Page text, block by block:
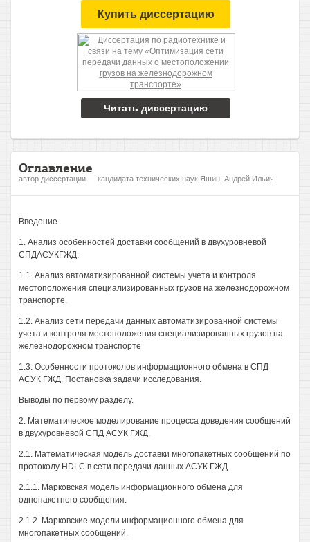
Купить диссертацию
Читать диссертацию
Оглавление
автор диссертации — кандидата технических наук Яшин, Андрей Ильич
Введение.
1. Анализ особенностей доставки сообщений в двухуровневой
СПДАСУКГЖД.
1.1. Анализ автоматизированной системы учета и контроля
местоположения специализированных грузов на железнодорожном
транспорте.
1.2. Анализ сети передачи данных автоматизированной системы
учета и контроля местоположения специализированных грузов на
железнодорожном транспорте
1.3. Особенности протоколов информационного обмена в СПД
АСУК ГЖД. Постановка задачи исследования.
Выводы по первому разделу.
2. Математическое моделирование процесса доведения сообщений
в двухуровневой СПД АСУК ГЖД.
2.1. Математическая модель доставки многопакетных сообщений по
протоколу HDLC в сети передачи данных АСУК ГЖД.
2.1.1. Марковская модель информационного обмена для
однопакетного сообщения.
2.1.2. Марковские модели информационного обмена для
многопакетных сообщений.